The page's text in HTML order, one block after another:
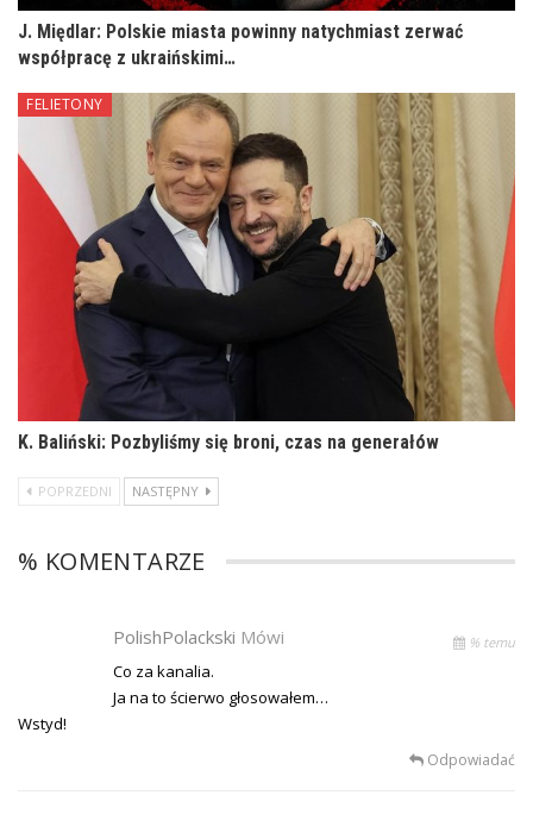
J. Międlar: Polskie miasta powinny natychmiast zerwać
współpracę z ukraińskimi…
FELIETONY
K. Baliński: Pozbyliśmy się broni, czas na generałów
POPRZEDNI NASTĘPNY
% KOMENTARZE
PolishPolackski Mówi % temu
Co za kanalia.
Ja na to ścierwo głosowałem…
Wstyd!
Odpowiadać